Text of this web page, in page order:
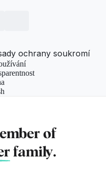
ochrany soukromí
of
family.